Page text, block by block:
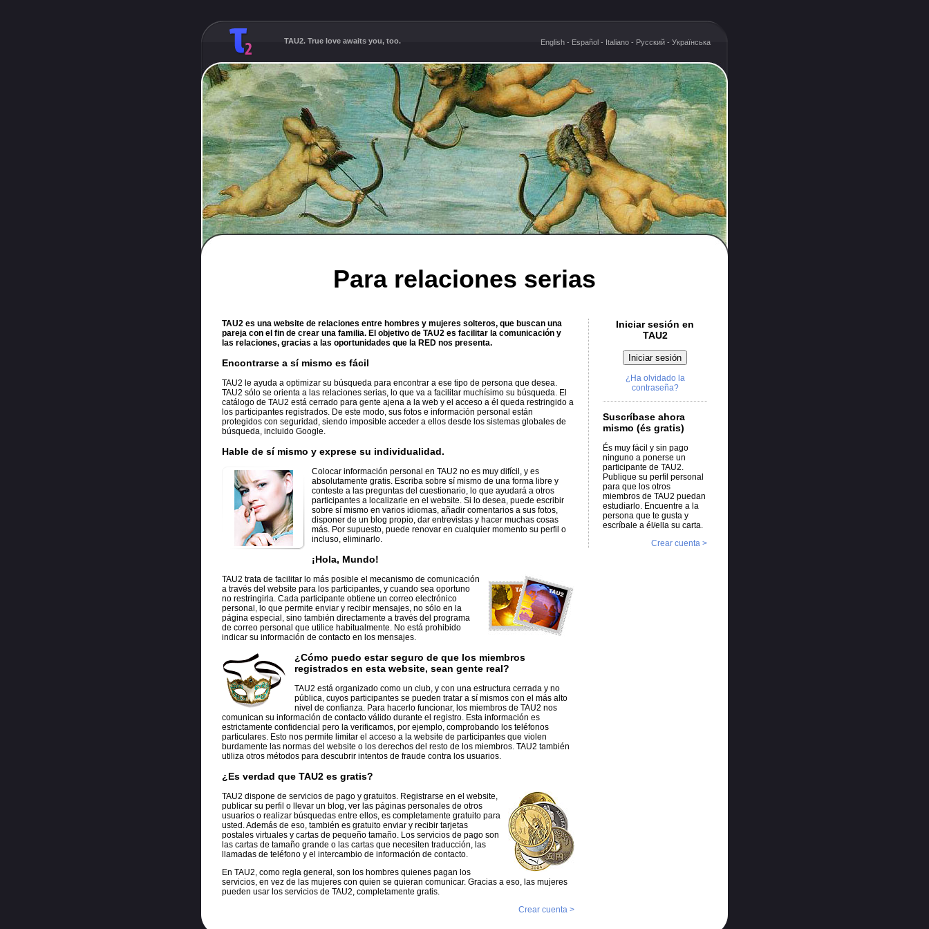
TAU2. True love awaits you, too. English - Español - Italiano - Русский - Українська
Para relaciones serias
TAU2 es una website de relaciones entre hombres y mujeres solteros, que buscan una
pareja con el fin de crear una familia. El objetivo de TAU2 es facilitar la comunicación y
las relaciones, gracias a las oportunidades que la RED nos presenta.
Encontrarse a sí mismo es fácil
TAU2 le ayuda a optimizar su búsqueda para encontrar a ese tipo de persona que desea.
TAU2 sólo se orienta a las relaciones serias, lo que va a facilitar muchísimo su búsqueda. El
catálogo de TAU2 está cerrado para gente ajena a la web y el acceso a él queda restringido a
los participantes registrados. De este modo, sus fotos e información personal están
protegidos con seguridad, siendo imposible acceder a ellos desde los sistemas globales de
búsqueda, incluido Google.
Hable de sí mismo y exprese su individualidad.
Colocar información personal en TAU2 no es muy difícil, y es
absolutamente gratis. Escriba sobre sí mismo de una forma libre y
conteste a las preguntas del cuestionario, lo que ayudará a otros
participantes a localizarle en el website. Si lo desea, puede escribir
sobre sí mismo en varios idiomas, añadir comentarios a sus fotos,
disponer de un blog propio, dar entrevistas y hacer muchas cosas
más. Por supuesto, puede renovar en cualquier momento su perfil o
incluso, eliminarlo.
¡Hola, Mundo!
TAU2 trata de facilitar lo más posible el mecanismo de comunicación
a través del website para los participantes, y cuando sea oportuno
no restringirla. Cada participante obtiene un correo electrónico
personal, lo que permite enviar y recibir mensajes, no sólo en la
página especial, sino también directamente a través del programa
de correo personal que utilice habitualmente. No está prohibido
indicar su información de contacto en los mensajes.
¿Cómo puedo estar seguro de que los miembros
registrados en esta website, sean gente real?
TAU2 está organizado como un club, y con una estructura cerrada y no
pública, cuyos participantes se pueden tratar a sí mismos con el más alto
nivel de confianza. Para hacerlo funcionar, los miembros de TAU2 nos
comunican su información de contacto válido durante el registro. Esta información es
estrictamente confidencial pero la verificamos, por ejemplo, comprobando los teléfonos
particulares. Esto nos permite limitar el acceso a la website de participantes que violen
burdamente las normas del website o los derechos del resto de los miembros. TAU2 también
utiliza otros métodos para descubrir intentos de fraude contra los usuarios.
¿Es verdad que TAU2 es gratis?
TAU2 dispone de servicios de pago y gratuitos. Registrarse en el website,
publicar su perfil o llevar un blog, ver las páginas personales de otros
usuarios o realizar búsquedas entre ellos, es completamente gratuito para
usted. Además de eso, también es gratuito enviar y recibir tarjetas
postales virtuales y cartas de pequeño tamaño. Los servicios de pago son
las cartas de tamaño grande o las cartas que necesiten traducción, las
llamadas de teléfono y el intercambio de información de contacto.
En TAU2, como regla general, son los hombres quienes pagan los
servicios, en vez de las mujeres con quien se quieran comunicar. Gracias a eso, las mujeres
pueden usar los servicios de TAU2, completamente gratis.
Crear cuenta >
Iniciar sesión en
TAU2
¿Ha olvidado la
contraseña?
Suscríbase ahora
mismo (és gratis)
És muy fácil y sin pago
ninguno a ponerse un
participante de TAU2.
Publique su perfil personal
para que los otros
miembros de TAU2 puedan
estudiarlo. Encuentre a la
persona que te gusta y
escríbale a él/ella su carta.
Crear cuenta >